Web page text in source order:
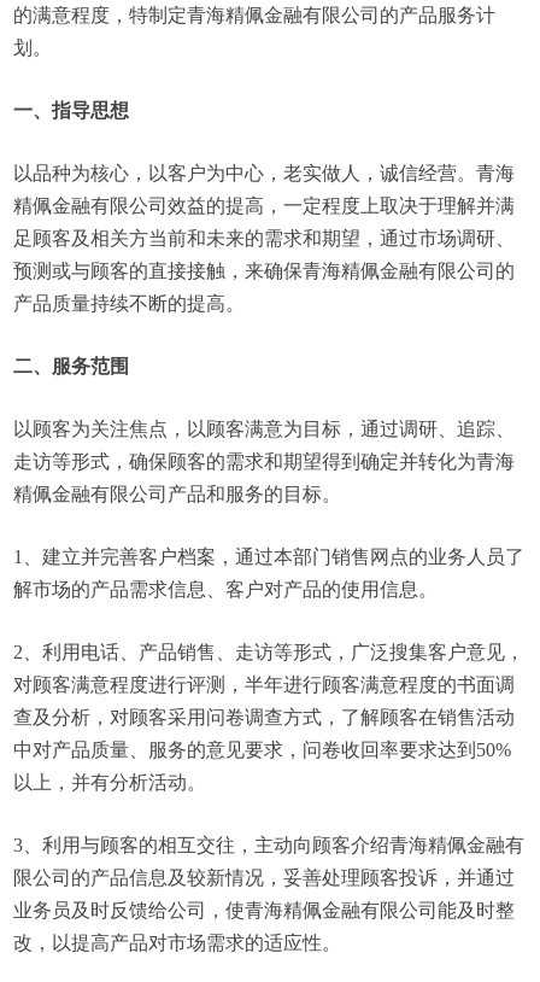
的满意程度，特制定青海精佩金融有限公司的产品服务计
划。
一、指导思想
以品种为核心，以客户为中心，老实做人，诚信经营。青海
精佩金融有限公司效益的提高，一定程度上取决于理解并满
足顾客及相关方当前和未来的需求和期望，通过市场调研、
预测或与顾客的直接接触，来确保青海精佩金融有限公司的
产品质量持续不断的提高。
二、服务范围
以顾客为关注焦点，以顾客满意为目标，通过调研、追踪、
走访等形式，确保顾客的需求和期望得到确定并转化为青海
精佩金融有限公司产品和服务的目标。
1、建立并完善客户档案，通过本部门销售网点的业务人员了
解市场的产品需求信息、客户对产品的使用信息。
2、利用电话、产品销售、走访等形式，广泛搜集客户意见，
对顾客满意程度进行评测，半年进行顾客满意程度的书面调
查及分析，对顾客采用问卷调查方式，了解顾客在销售活动
中对产品质量、服务的意见要求，问卷收回率要求达到50%
以上，并有分析活动。
3、利用与顾客的相互交往，主动向顾客介绍青海精佩金融有
限公司的产品信息及较新情况，妥善处理顾客投诉，并通过
业务员及时反馈给公司，使青海精佩金融有限公司能及时整
改，以提高产品对市场需求的适应性。